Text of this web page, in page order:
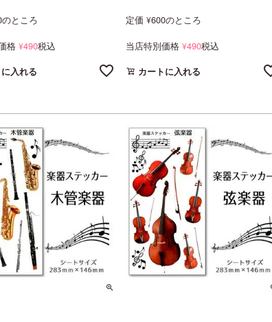
のところ
格 ¥490税込
入れる
定価 ¥600のところ
当店特別価格 ¥490税込
カートに入れる